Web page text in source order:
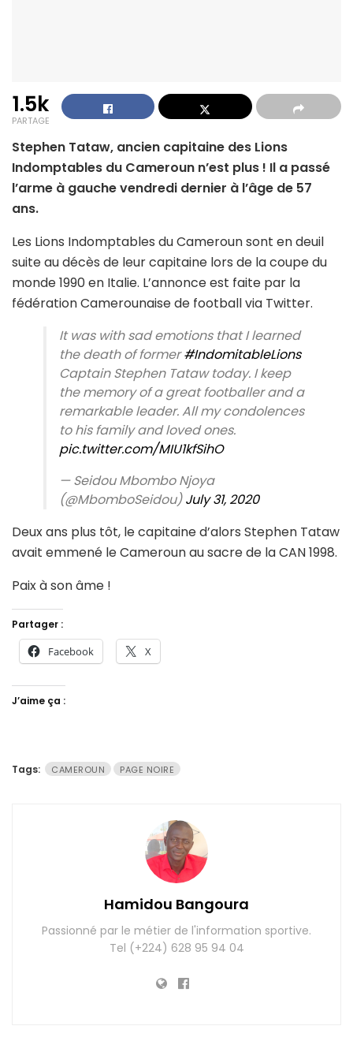
1.5k
PARTAGE
Stephen Tataw, ancien capitaine des Lions
Indomptables du Cameroun n’est plus ! Il a passé
l’arme à gauche vendredi dernier à l’âge de 57
ans.
Les Lions Indomptables du Cameroun sont en deuil
suite au décès de leur capitaine lors de la coupe du
monde 1990 en Italie. L’annonce est faite par la
fédération Camerounaise de football via Twitter.
It was with sad emotions that I learned
the death of former#IndomitableLions
Captain Stephen Tataw today. I keep
the memory of a great footballer and a
remarkable leader. All my condolences
to his family and loved ones.
pic.twitter.com/MIU1kfSihO
— Seidou Mbombo Njoya
(@MbomboSeidou)July 31, 2020
Deux ans plus tôt, le capitaine d’alors Stephen Tataw
avait emmené le Cameroun au sacre de la CAN 1998.
Paix à son âme !
Partager :
Facebook X
J’aime ça :
Tags: CAMEROUN PAGE NOIRE
Hamidou Bangoura
Passionné par le métier de l'information sportive.
Tel (+224) 628 95 94 04